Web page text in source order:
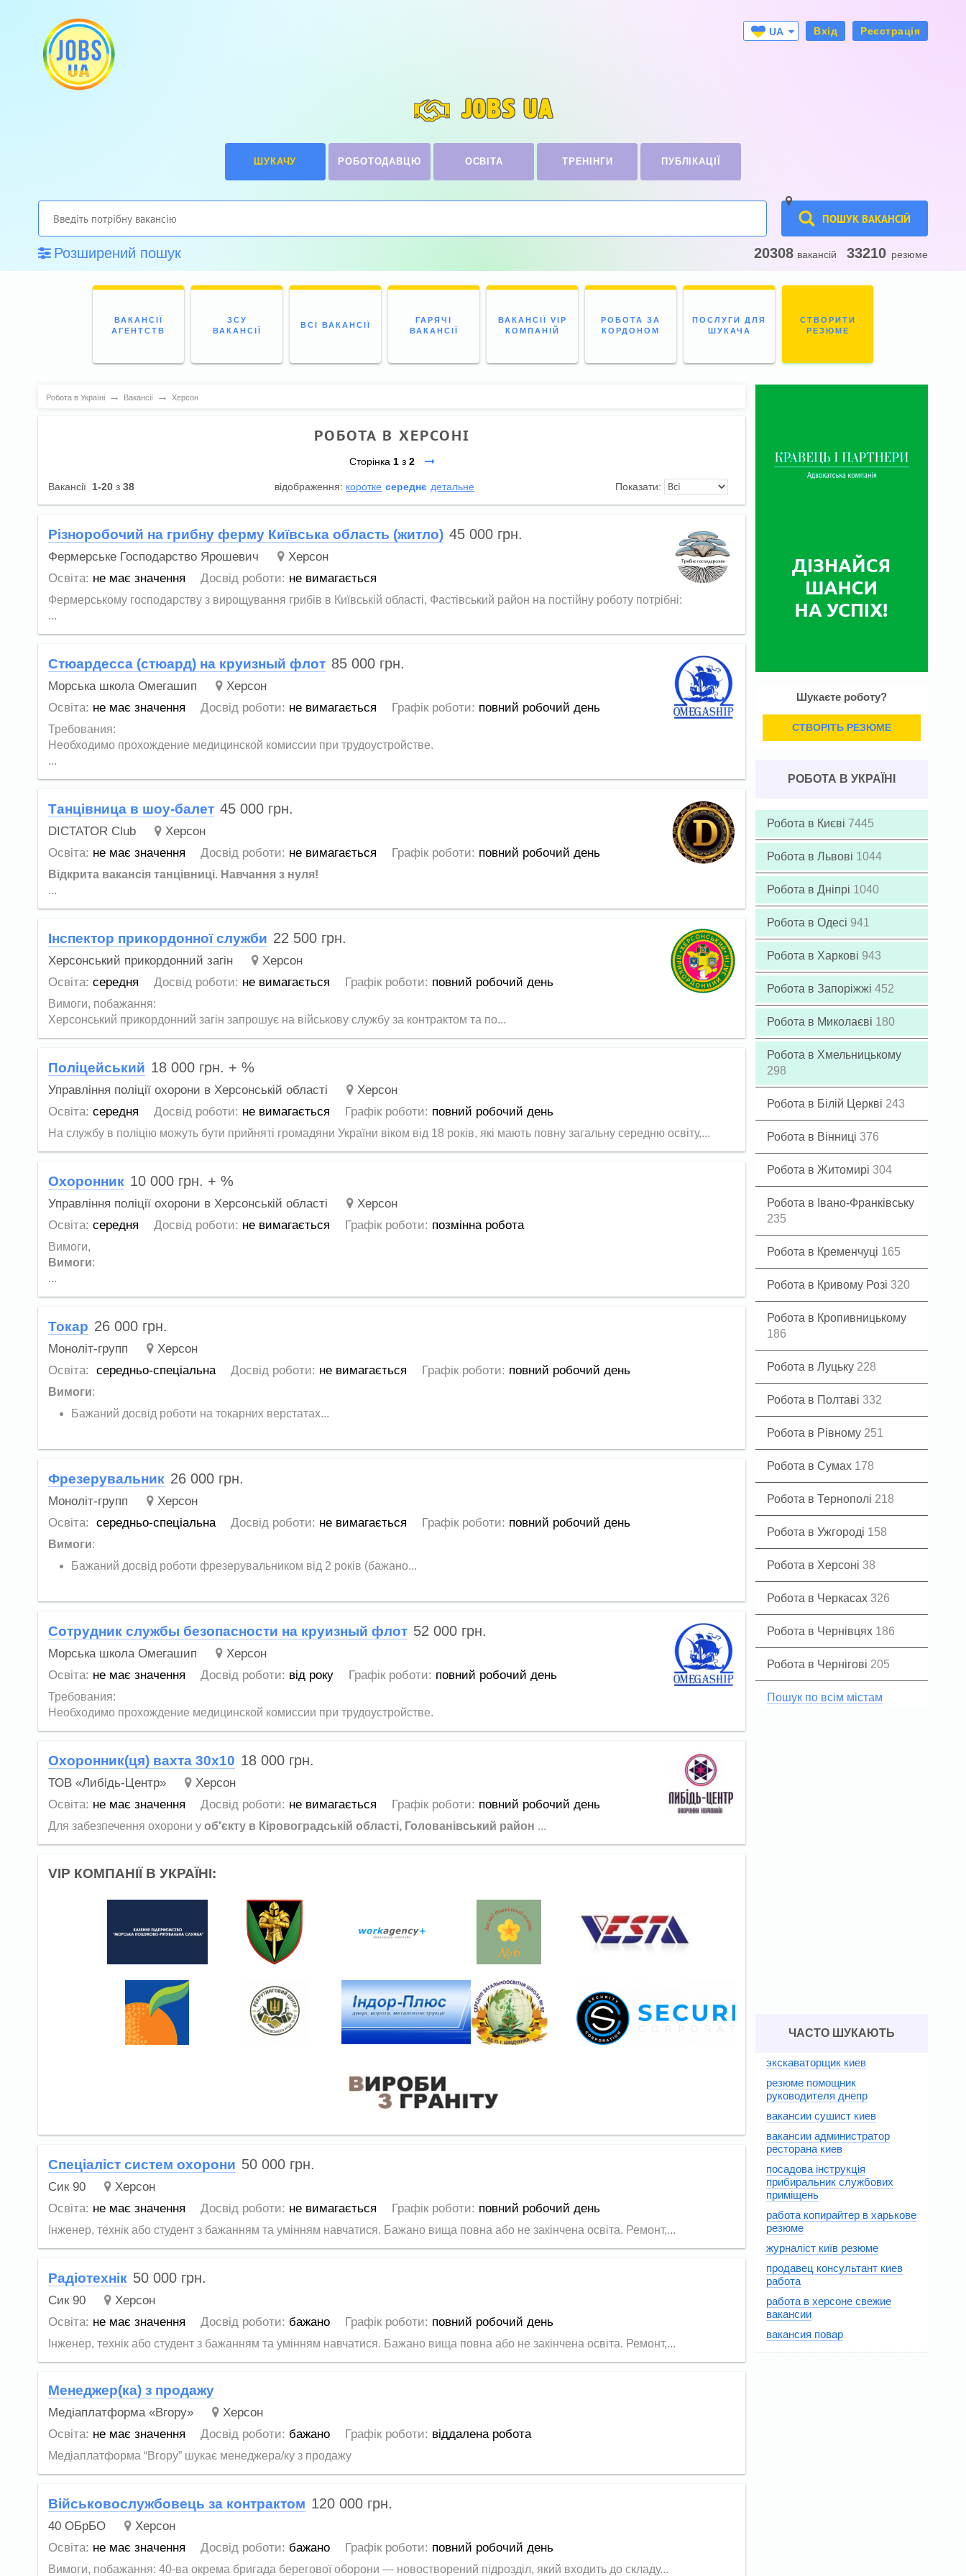
UA
Вхід Реєстрація
JOBS UA
ШУКАЧУ РОБОТОДАВЦЮ ОСВІТА ТРЕНІНГИ ПУБЛІКАЦІЇ
ПОШУК ВАКАНСІЙ
Розширений пошук 20308 вакансій 33210 резюме
ВАКАНСІЇ
АГЕНТСТВ
ЗСУ
ВАКАНСІЇ
ВСІ ВАКАНСІЇ
ГАРЯЧІ
ВАКАНСІЇ
ВАКАНСІЇ VIP
КОМПАНІЙ
РОБОТА ЗА
КОРДОНОМ
ПОСЛУГИ ДЛЯ
ШУКАЧА
СТВОРИТИ
РЕЗЮМЕ
Робота в Україні → Вакансії → Херсон
РОБОТА В ХЕРСОНІ
Сторінка 1з 2
Вакансії 1-20 з 38 відображення: коротке середнє детальне Показати:
Різноробочий на грибну ферму Київська область (житло) 45 000 грн.
Фермерське Господарство Ярошевич
Херсон
Освіта: не має значення Досвід роботи: не вимагається
Фермерському господарству з вирощування грибів в Київській області, Фастівський район на постійну роботу потрібні:
...
Cтюардесса (стюард) на круизный флот 85 000 грн.
Морська школа Омегашип
Херсон
Освіта: не має значення Досвід роботи: не вимагається Графік роботи: повний робочий день
Требования:
Необходимо прохождение медицинской комиссии при трудоустройстве.
...
Танцівница в шоу-балет 45 000 грн.
DICTATOR Club
Херсон
Освіта: не має значення Досвід роботи: не вимагається Графік роботи: повний робочий день
Відкрита вакансія танцівниці. Навчання з нуля!
...
Інспектор прикордонної служби 22 500 грн.
Херсонський прикордонний загін
Херсон
Освіта: середня Досвід роботи: не вимагається Графік роботи: повний робочий день
Вимоги, побажання:
Херсонський прикордонний загін запрошує на військову службу за контрактом та по...
Поліцейський 18 000 грн. + %
Управління поліції охорони в Херсонській області
Херсон
Освіта: середня Досвід роботи: не вимагається Графік роботи: повний робочий день
На службу в поліцію можуть бути прийняті громадяни України віком від 18 років, які мають повну загальну середню освіту,...
Охоронник 10 000 грн. + %
Управління поліції охорони в Херсонській області
Херсон
Освіта: середня Досвід роботи: не вимагається Графік роботи: позмінна робота
Вимоги,
Вимоги:
...
Токар 26 000 грн.
Моноліт-групп
Херсон
Освіта:
середньо-спеціальна Досвід роботи: не вимагається Графік роботи: повний робочий день
Вимоги:
Бажаний досвід роботи на токарних верстатах...
Фрезерувальник 26 000 грн.
Моноліт-групп
Херсон
Освіта:
середньо-спеціальна Досвід роботи: не вимагається Графік роботи: повний робочий день
Вимоги:
Бажаний досвід роботи фрезерувальником від 2 років (бажано...
Сотрудник службы безопасности на круизный флот 52 000 грн.
Морська школа Омегашип
Херсон
Освіта: не має значення Досвід роботи: від року Графік роботи: повний робочий день
Требования:
Необходимо прохождение медицинской комиссии при трудоустройстве.
Охоронник(ця) вахта 30х10 18 000 грн.
ТОВ «Либідь-Центр»
Херсон
Освіта: не має значення Досвід роботи: не вимагається Графік роботи: повний робочий день
Для забезпечення охорони у об'єкту в Кіровоградській області, Голованівський район ...
VIP КОМПАНІЇ В УКРАЇНІ:
Спеціаліст систем охорони 50 000 грн.
Сик 90
Херсон
Освіта: не має значення Досвід роботи: не вимагається Графік роботи: повний робочий день
Інженер, технік або студент з бажанням та умінням навчатися. Бажано вища повна або не закінчена освіта. Ремонт,...
Радіотехнік 50 000 грн.
Сик 90
Херсон
Освіта: не має значення Досвід роботи: бажано Графік роботи: повний робочий день
Інженер, технік або студент з бажанням та умінням навчатися. Бажано вища повна або не закінчена освіта. Ремонт,...
Менеджер(ка) з продажу
Медіаплатформа «Вгору»
Херсон
Освіта: не має значення Досвід роботи: бажано Графік роботи: віддалена робота
Медіаплатформа “Вгору” шукає менеджера/ку з продажу
Військовослужбовець за контрактом 120 000 грн.
40 ОБрБО
Херсон
Освіта: не має значення Досвід роботи: бажано Графік роботи: повний робочий день
Вимоги, побажання: 40-ва окрема бригада берегової оборони — новостворений підрозділ, який входить до складу...
Шукаєте роботу?
СТВОРІТЬ РЕЗЮМЕ
РОБОТА В УКРАЇНІ
Робота в Києві 7445
Робота в Львові 1044
Робота в Дніпрі 1040
Робота в Одесі 941
Робота в Харкові 943
Робота в Запоріжжі 452
Робота в Миколаєві 180
Робота в Хмельницькому
298
Робота в Білій Церкві 243
Робота в Вінниці 376
Робота в Житомирі 304
Робота в Івано-Франківську
235
Робота в Кременчуці 165
Робота в Кривому Розі 320
Робота в Кропивницькому
186
Робота в Луцьку 228
Робота в Полтаві 332
Робота в Рівному 251
Робота в Сумах 178
Робота в Тернополі 218
Робота в Ужгороді 158
Робота в Херсоні 38
Робота в Черкасах 326
Робота в Чернівцях 186
Робота в Чернігові 205
Пошук по всім містам
ЧАСТО ШУКАЮТЬ
экскаваторщик киев
резюме помощник
руководителя днепр
вакансии сушист киев
вакансии администратор
ресторана киев
посадова інструкція
прибиральник службових
приміщень
работа копирайтер в харькове
резюме
журналіст київ резюме
продавец консультант киев
работа
работа в херсоне свежие
вакансии
вакансия повар